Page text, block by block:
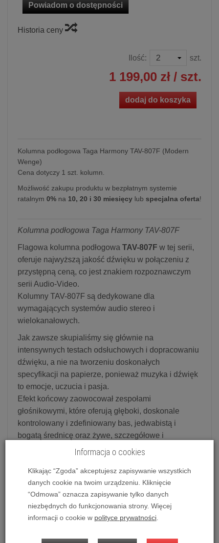
Powiadom o dostępności
Historia ceny
Ilość: szt.
1 199,00 zł / szt.
dodaj do koszyka
Kolumna podłogowa Taga Harmony TAV-807F (Modern
Wenge)
Cena dotyczy 1 szt. kolumn.
Możliwość zakupu produktu w bezpłatnym systemie
ratalnym 0% na 10, 20 i 30 miesięcy lub specjalna oferta!
Kolumna podłogowa Taga Harmony TAV-807F
Flagowa kolumna podłogowa TAV-807F w tej serii,
oferuje najwyższą jakość dźwięku w połączeniu z
przystępną ceną, co jest znakiem rozpoznawczym
serii Audio-Video.
Kolumny TAV-807F są dedykowane dla
wymagających systemów audio stereo i
wielokanałowych.
Jak zawsze skupialiśmy się głównie na
intensywnych testach odsłuchowych i dopracowaniu
dźwięku, a nie na tworzeniu doskonałych
specyfikacji na papierze, ponieważ muzyka i dźwięk
to emocje, uczucia i pasja.
Efekt końcowy zaowocował zespołami
głośnikowymi, które oferują głęboki, doskonale
kontrolowany i zdefiniowany bas, jedwabistą i
bogatą średnicę oraz żywe, szczegółowe i
krystalicznie czyste tony wysokie, a także bardzo
otwartą i „napowietrzoną” scenę dźwiękową.
TAV-807F wyróżnia się szczegółowym i bogatym
dźwiękiem generowanym przez nasz głośnik
naturalnym brzmieniem średnicy, dzięki nowemu 6.5-
połączeniu z głębokim i realistycznym basem
Informacja o cookies
Klikając “Zgoda” akceptujesz zapisywanie wszystkich
danych cookie na twoim urządzeniu. Kliknięcie
“Odmowa” oznacza zapisywanie tylko danych
niezbędnych do funkcjonowania strony. Więcej
informacji o cookie w polityce prywatności